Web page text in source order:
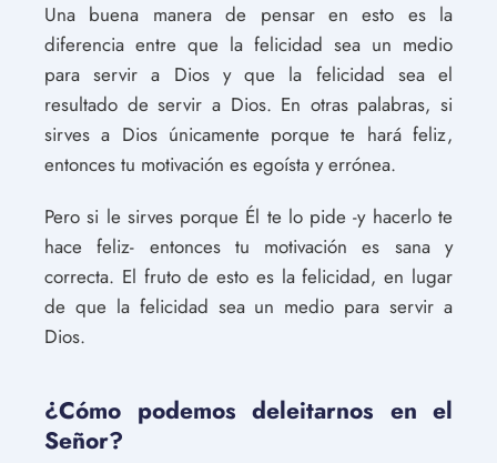
Una buena manera de pensar en esto es la
diferencia entre que la felicidad sea un medio
para servir a Dios y que la felicidad sea el
resultado de servir a Dios. En otras palabras, si
sirves a Dios únicamente porque te hará feliz,
entonces tu motivación es egoísta y errónea.
Pero si le sirves porque Él te lo pide -y hacerlo te
hace feliz- entonces tu motivación es sana y
correcta. El fruto de esto es la felicidad, en lugar
de que la felicidad sea un medio para servir a
Dios.
¿Cómo podemos deleitarnos en el
Señor?